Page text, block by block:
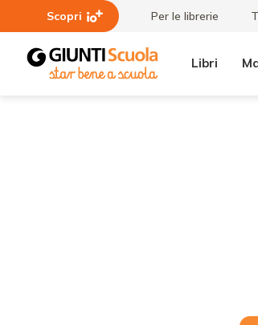
Scopri Per le librerie
Libri